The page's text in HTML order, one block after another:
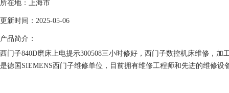
所在地：上海市
更新时间：2025-05-06
产品简介：
西门子840D磨床上电提示300508三小时修好，西门子数控机床维修，
是德国SIEMENS西门子维修单位，目前拥有维修工程师和先进的维修